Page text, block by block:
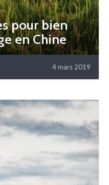
pour bien
en Chine
4 mars 2019